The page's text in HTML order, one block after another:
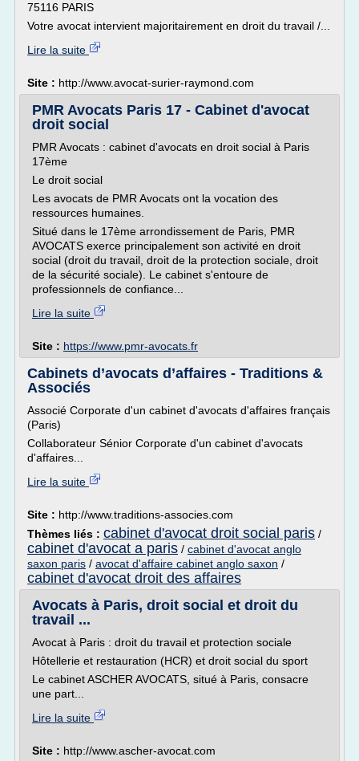
75116 PARIS
Votre avocat intervient majoritairement en droit du travail /...
Lire la suite
Site : http://www.avocat-surier-raymond.com
PMR Avocats Paris 17 - Cabinet d'avocat
droit social
PMR Avocats : cabinet d'avocats en droit social à Paris
17ème
Le droit social
Les avocats de PMR Avocats ont la vocation des
ressources humaines.
Situé dans le 17ème arrondissement de Paris, PMR
AVOCATS exerce principalement son activité en droit
social (droit du travail, droit de la protection sociale, droit
de la sécurité sociale). Le cabinet s'entoure de
professionnels de confiance...
Lire la suite
Site : https://www.pmr-avocats.fr
Cabinets d’avocats d’affaires - Traditions &
Associés
Associé Corporate d'un cabinet d'avocats d'affaires français
(Paris)
Collaborateur Sénior Corporate d'un cabinet d'avocats
d'affaires...
Lire la suite
Site : http://www.traditions-associes.com
Thèmes liés : cabinet d'avocat droit social paris /
cabinet d'avocat a paris / cabinet d'avocat anglo
saxon paris / avocat d'affaire cabinet anglo saxon /
cabinet d'avocat droit des affaires
Avocats à Paris, droit social et droit du
travail ...
Avocat à Paris : droit du travail et protection sociale
Hôtellerie et restauration (HCR) et droit social du sport
Le cabinet ASCHER AVOCATS, situé à Paris, consacre
une part...
Lire la suite
Site : http://www.ascher-avocat.com